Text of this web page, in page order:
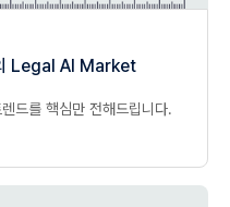
Legal AI Market
드를 핵심만 전해드립니다.